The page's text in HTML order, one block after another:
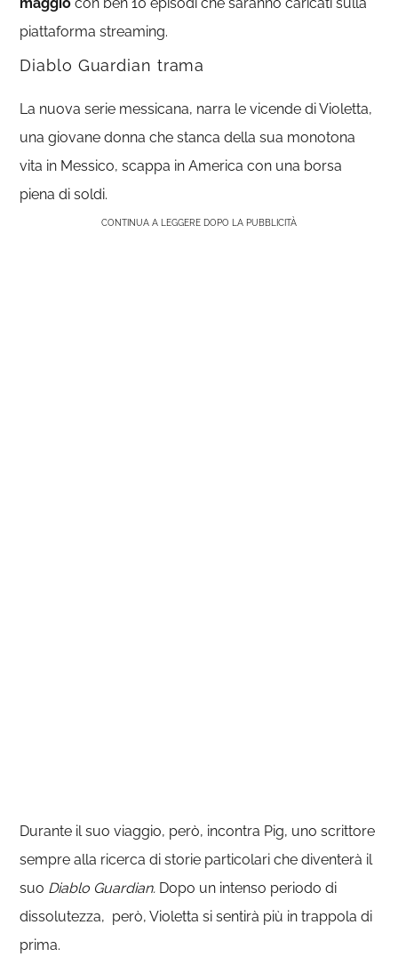
piattaforma streaming.
Diablo Guardian trama
La nuova serie messicana, narra le vicende di Violetta,
una giovane donna che stanca della sua monotona
vita in Messico, scappa in America con una borsa
piena di soldi.
CONTINUA A LEGGERE DOPO LA PUBBLICITÀ
Durante il suo viaggio, però, incontra Pig, uno scrittore
sempre alla ricerca di storie particolari che diventerà il
suo Diablo Guardian. Dopo un intenso periodo di
dissolutezza, però, Violetta si sentirà più in trappola di
prima.